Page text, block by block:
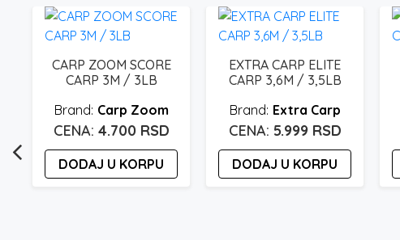
CARP ZOOM SCORE
CARP 3M / 3LB
Carp Zoom
4.700 RSD
DODAJ U KORPU
EXTRA CARP ELITE
CARP 3,6M / 3,5LB
Extra Carp
5.999 RSD
DODAJ U KORPU